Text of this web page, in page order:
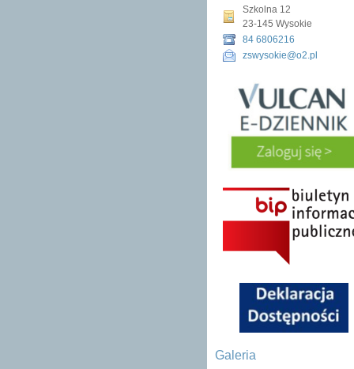
Szkolna 12
23-145 Wysokie
84 6806216
zswysokie@o2.pl
Galeria